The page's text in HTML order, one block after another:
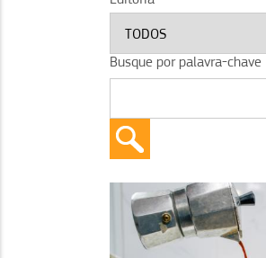
Busque por palavra-chave